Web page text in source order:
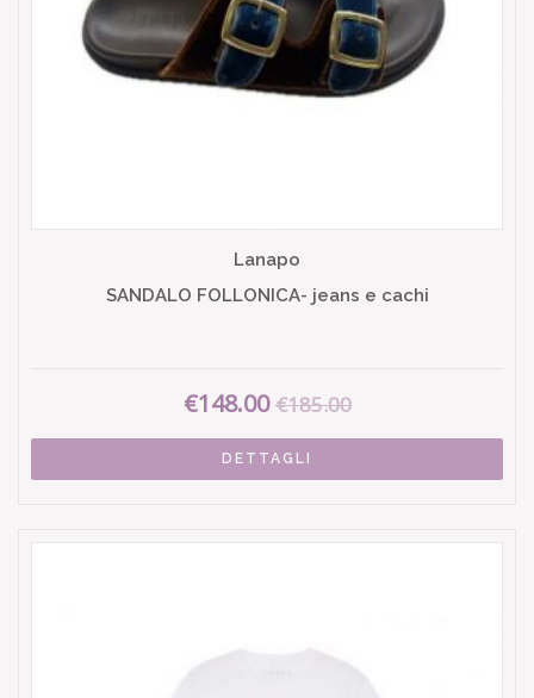
Lanapo
SANDALO FOLLONICA- jeans e cachi
€148.00 €185.00
DETTAGLI